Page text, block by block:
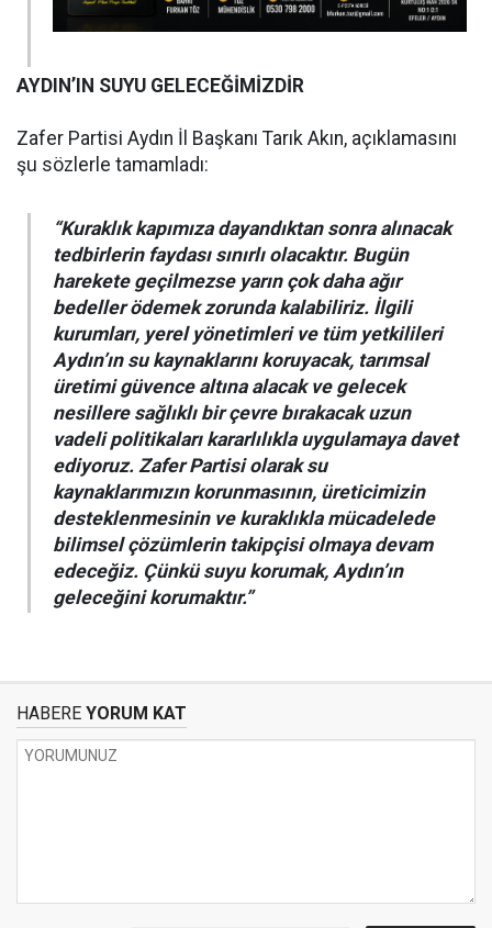
AYDIN’IN SUYU GELECEĞİMİZDİR
Zafer Partisi Aydın İl Başkanı Tarık Akın, açıklamasını
şu sözlerle tamamladı:
“Kuraklık kapımıza dayandıktan sonra alınacak
tedbirlerin faydası sınırlı olacaktır. Bugün
harekete geçilmezse yarın çok daha ağır
bedeller ödemek zorunda kalabiliriz. İlgili
kurumları, yerel yönetimleri ve tüm yetkilileri
Aydın’ın su kaynaklarını koruyacak, tarımsal
üretimi güvence altına alacak ve gelecek
nesillere sağlıklı bir çevre bırakacak uzun
vadeli politikaları kararlılıkla uygulamaya davet
ediyoruz. Zafer Partisi olarak su
kaynaklarımızın korunmasının, üreticimizin
desteklenmesinin ve kuraklıkla mücadelede
bilimsel çözümlerin takipçisi olmaya devam
edeceğiz. Çünkü suyu korumak, Aydın’ın
geleceğini korumaktır.”
HABERE YORUM KAT